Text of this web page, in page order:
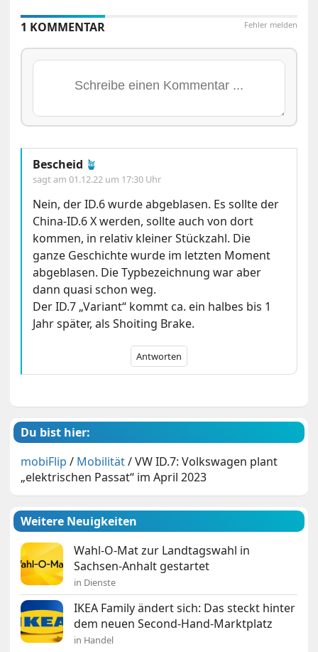
Fehler melden
1 KOMMENTAR
Bescheid 🪴
sagt am01.12.22 um 17:30 Uhr
Nein, der ID.6 wurde abgeblasen. Es sollte der
China-ID.6 X werden, sollte auch von dort
kommen, in relativ kleiner Stückzahl. Die
ganze Geschichte wurde im letzten Moment
abgeblasen. Die Typbezeichnung war aber
dann quasi schon weg.
Der ID.7 „Variant“ kommt ca. ein halbes bis 1
Jahr später, als Shoiting Brake.
Antworten
Du bist hier:
mobiFlip / Mobilität/VW ID.7: Volkswagen plant
„elektrischen Passat“ im April 2023
Weitere Neuigkeiten
Wahl-O-Mat zur Landtagswahl in
Sachsen-Anhalt gestartet
in Dienste
IKEA Family ändert sich: Das steckt hinter
dem neuen Second-Hand-Marktplatz
in Handel